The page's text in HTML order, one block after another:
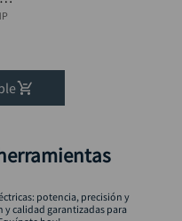
potencia, precisión y
calidad garantizadas para